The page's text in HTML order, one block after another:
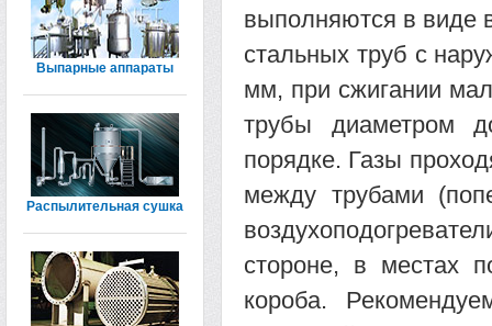
выполняются в виде
стальных труб с
мм, при сжигании
трубы диаметром
порядке. Газы
между трубами
стороне, в местах
короба.
Выпарные аппараты
Распылительная сушка